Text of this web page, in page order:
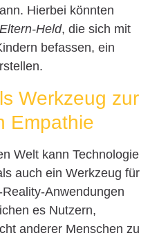
Hierbei könnten
Eltern-Held, die sich mit
befassen, ein
Werkzeug zur
Empathie
Welt kann Technologie
auch ein Werkzeug für
Anwendungen
es Nutzern,
anderer Menschen zu